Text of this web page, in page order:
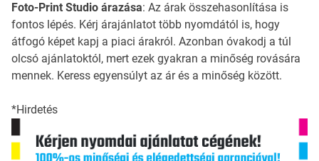
Foto-Print Studio árazása: Az árak összehasonlítása is
fontos lépés. Kérj árajánlatot több nyomdától is, hogy
átfogó képet kapj a piaci árakról. Azonban óvakodj a túl
olcsó ajánlatoktól, mert ezek gyakran a minőség rovására
mennek. Keress egyensúlyt az ár és a minőség között.
*Hirdetés